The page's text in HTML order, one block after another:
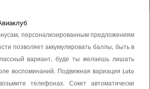
персонализированным предложениям
позволяет аккумулировать баллы, быть в
вариант, буде ты желаешь лишать
воспоминаний. Подвижная вариация Loto
телефонах. Сокет автоматически